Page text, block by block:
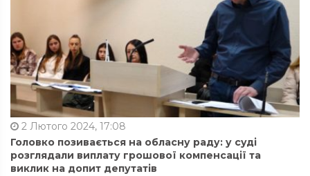
2 Лютого 2024, 17:08
Головко позивається на обласну раду: у суді
розглядали виплату грошової компенсації та
виклик на допит депутатів